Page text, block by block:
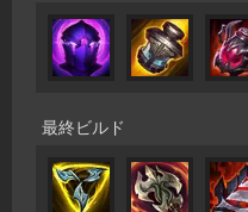
最終ビルド